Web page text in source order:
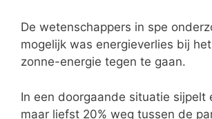
De wetenschappers in spe
mogelijk was energieverlies bij
zonne-energie tegen te gaan.
In een doorgaande situatie sijpelt
maar liefst 20% weg tussen de